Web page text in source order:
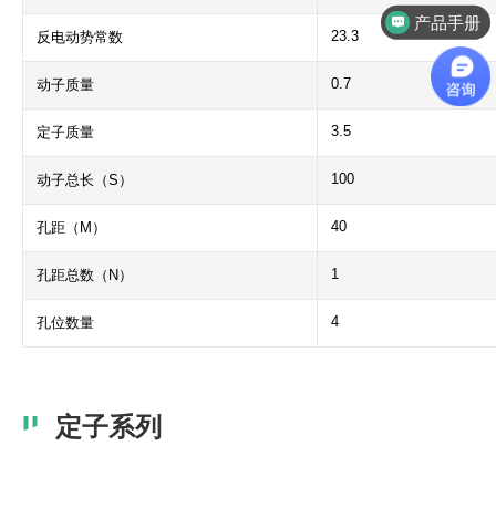
反电动势常数 23.3
动子质量 0.7
定子质量 3.5
动子总长（S） 100
孔距（M） 40
孔距总数（N） 1
孔位数量 4
定子系列
产品手册